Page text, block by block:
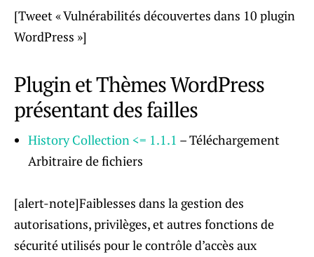
[Tweet « Vulnérabilités découvertes dans 10 plugin
WordPress »]
Plugin et Thèmes WordPress
présentant des failles
History Collection <= 1.1.1 – Téléchargement
Arbitraire de fichiers
[alert-note]Faiblesses dans la gestion des
autorisations, privilèges, et autres fonctions de
sécurité utilisés pour le contrôle d’accès aux